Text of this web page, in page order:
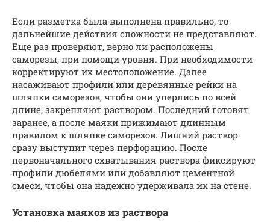
Если разметка была выполнена правильно, то
дальнейшие действия сложности не представляют.
Еще раз проверяют, верно ли расположены
саморезы, при помощи уровня. При необходимости
корректируют их местоположение. Далее
насаживают профили или деревянные рейки на
шляпки саморезов, чтобы они уперлись по всей
длине, закрепляют раствором. Последний готовят
заранее, а после маяки прижимают длинным
правилом к шляпке саморезов. Лишний раствор
сразу выступит через перфорацию. После
первоначального схватывания раствора фиксируют
профили дюбелями или добавляют цементной
смеси, чтобы она надежно удерживала их на стене.
Установка маяков из раствора